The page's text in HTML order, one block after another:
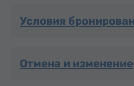
Условия
Отмена и изменение